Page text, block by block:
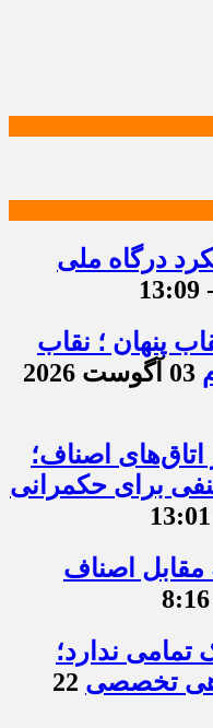
درگاه ملی
پنهان ؛ نقاب
03 آگوست 2026
اصناف؛
برای حکمرانی
مقابل اصناف
ندارد؛
تخصصی 22